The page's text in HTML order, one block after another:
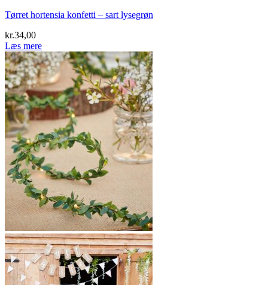
Tørret hortensia konfetti – sart lysegrøn
kr.34,00
Læs mere